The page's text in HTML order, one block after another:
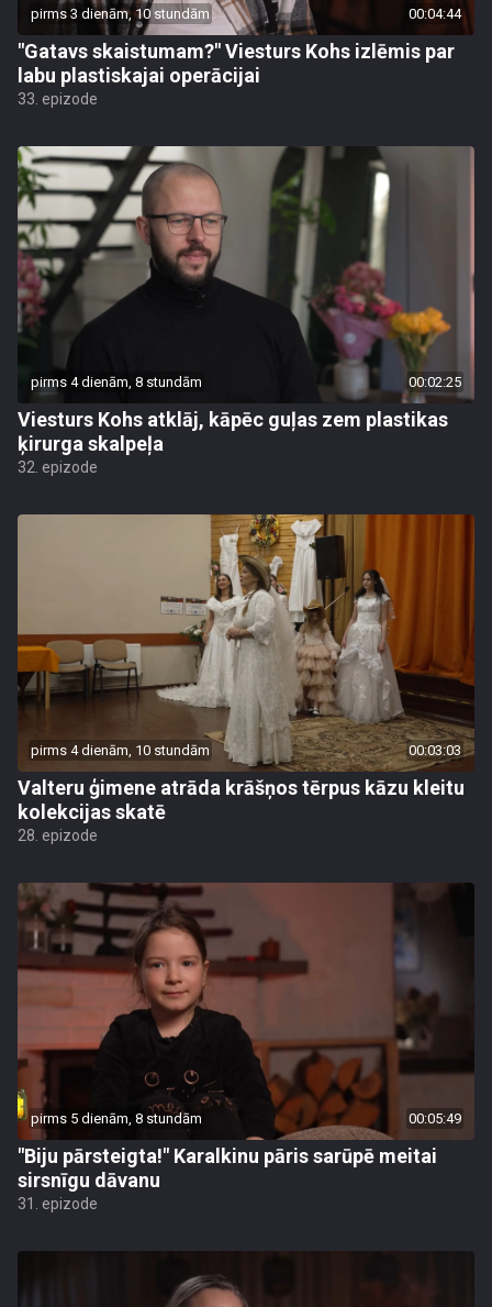
pirms 3 dienām, 10 stundām 00:04:44
"Gatavs skaistumam?" Viesturs Kohs izlēmis par
labu plastiskajai operācijai
33. epizode
pirms 4 dienām, 8 stundām 00:02:25
Viesturs Kohs atklāj, kāpēc guļas zem plastikas
ķirurga skalpeļa
32. epizode
pirms 4 dienām, 10 stundām 00:03:03
Valteru ģimene atrāda krāšņos tērpus kāzu kleitu
kolekcijas skatē
28. epizode
pirms 5 dienām, 8 stundām 00:05:49
"Biju pārsteigta!" Karalkinu pāris sarūpē meitai
sirsnīgu dāvanu
31. epizode